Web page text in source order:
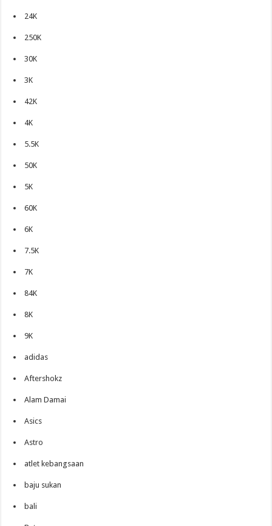
24K
250K
30K
3K
42K
4K
5.5K
50K
5K
60K
6K
7.5K
7K
84K
8K
9K
adidas
Aftershokz
Alam Damai
Asics
Astro
atlet kebangsaan
baju sukan
bali